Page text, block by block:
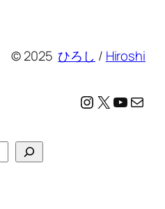
© 2025ひろし / Hiroshi
Instagram
X メール